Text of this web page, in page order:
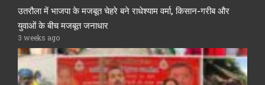
उतरौला में भाजपा के मजबूत चेहरे बने राधेश्याम वर्मा, किसान-गरीब और
युवाओं के बीच मजबूत जनाधार
3 weeks ago